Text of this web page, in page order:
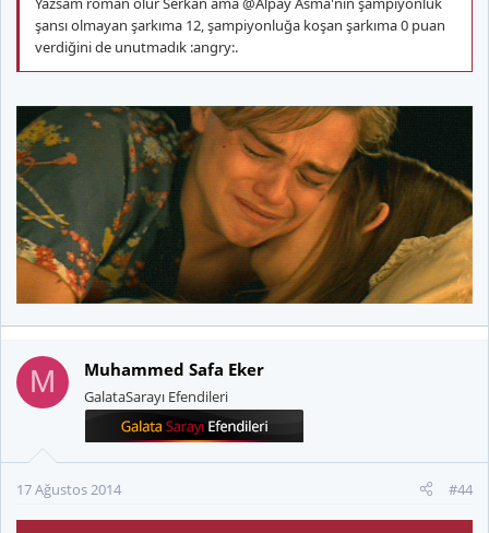
şansı olmayan şarkıma 12, şampiyonluğa koşan şarkıma 0 puan
verdiğini de unutmadık :angry:.
M Muhammed Safa Eker
GalataSarayı Efendileri
17 Ağustos 2014 #44